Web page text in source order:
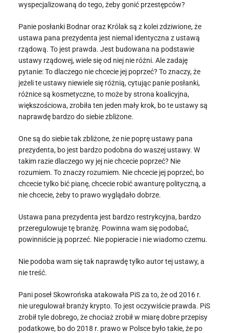
wyspecjalizowaną do tego, żeby gonić przestępców?
Panie posłanki Bodnar oraz Królak są z kolei zdziwione, że
ustawa pana prezydenta jest niemal identyczna z ustawą
rządową. To jest prawda. Jest budowana na podstawie
ustawy rządowej, wiele się od niej nie różni. Ale zadaję
pytanie: To dlaczego nie chcecie jej poprzeć? To znaczy, że
jeżeli te ustawy niewiele się różnią, cytując panie posłanki,
różnice są kosmetyczne, to może by strona koalicyjna,
większościowa, zrobiła ten jeden mały krok, bo te ustawy są
naprawdę bardzo do siebie zbliżone.
One są do siebie tak zbliżone, że nie poprę ustawy pana
prezydenta, bo jest bardzo podobna do waszej ustawy. W
takim razie dlaczego wy jej nie chcecie poprzeć? Nie
rozumiem. To znaczy rozumiem. Nie chcecie jej poprzeć, bo
chcecie tylko bić pianę, chcecie robić awanturę polityczną, a
nie chcecie, żeby to prawo wyglądało dobrze.
Ustawa pana prezydenta jest bardzo restrykcyjna, bardzo
przeregulowuje tę branżę. Powinna wam się podobać,
powinniście ją poprzeć. Nie popieracie i nie wiadomo czemu.
Nie podoba wam się tak naprawdę tylko autor tej ustawy, a
nie treść.
Pani poseł Skowrońska atakowała PiS za to, że od 2016 r.
nie uregulował branży krypto. To jest oczywiście prawda. PiS
zrobił tyle dobrego, że chociaż zrobił w miarę dobre przepisy
podatkowe, bo do 2018 r. prawo w Polsce było takie, że po